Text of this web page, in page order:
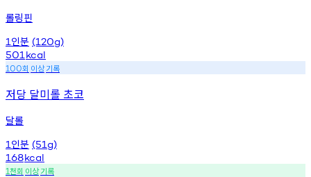
롤링핀
1 인분 (120g)
501 kcal
100회 이상기록
저당 달미롤 초코
달롤
1 인분 (51g)
168kcal
1천회 이상기록